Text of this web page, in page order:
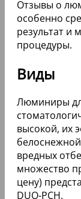
одну
000
себя
Плюсы и
(до 20
при